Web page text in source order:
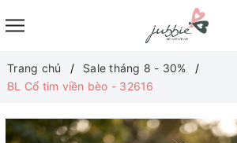
Trang chủ
Sale tháng 8 - 30%
BL Cổ tim viền bèo - 32616